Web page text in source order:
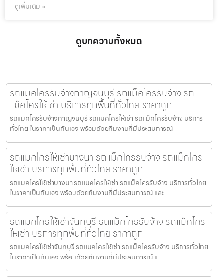
ดูเพิ่มเติม »
ดูบทความทั้งหมด
รถแมคโครรับจ้างกาญจนบุรี รถแม็คโครรับจ้าง รถ
แม็คโครให้เช่า บริการทุกพื้นที่ทั่วไทย ราคาถูก
รถแมคโครรับจ้างกาญจนบุรี รถแมคโครให้เช่า รถแม็คโครรับจ้าง บริการ
ทั่วไทย ในราคาเป็นกันเอง พร้อมด้วยทีมงานที่มีประสบการณ์
รถแมคโครให้เช่าบางนา รถแม็คโครรับจ้าง รถแม็คโคร
ให้เช่า บริการทุกพื้นที่ทั่วไทย ราคาถูก
รถแมคโครให้เช่าบางนา รถแมคโครให้เช่า รถแม็คโครรับจ้าง บริการทั่วไทย
ในราคาเป็นกันเอง พร้อมด้วยทีมงานที่มีประสบการณ์ และ
รถแมคโครให้เช่าจันทบุรี รถแม็คโครรับจ้าง รถแม็คโคร
ให้เช่า บริการทุกพื้นที่ทั่วไทย ราคาถูก
รถแมคโครให้เช่าจันทบุรี รถแมคโครให้เช่า รถแม็คโครรับจ้าง บริการทั่วไทย
ในราคาเป็นกันเอง พร้อมด้วยทีมงานที่มีประสบการณ์ แ